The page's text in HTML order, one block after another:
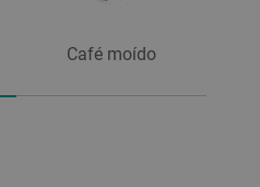
Café moído